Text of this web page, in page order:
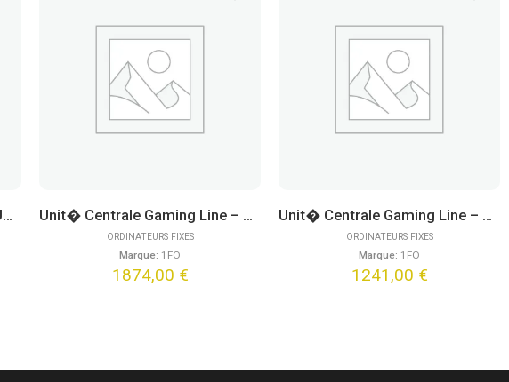
Mini PC/Barebone Asus Kit NUC 15 Pro NUC15CRH – Ultra 5 225H
ORDINATEURS FIXES
Marque: 1FO
Unit� Centrale Gaming Line – Altair Prime (FreeDOS)
1874,00 €
ORDINATEURS FIXES
Marque: 1FO
Unit� Centrale Gaming Line – Pegasus Core V2 (FreeDOS)
1241,00 €